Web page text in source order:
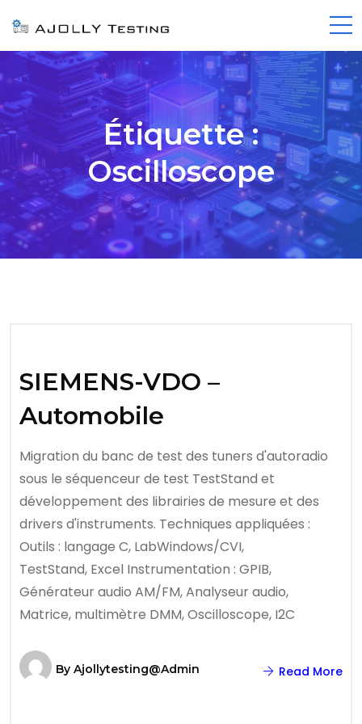
Étiquette :
Oscilloscope
SIEMENS-VDO –
Automobile
Migration du banc de test des tuners d'autoradio
sous le séquenceur de test TestStand et
développement des librairies de mesure et des
drivers d'instruments. Techniques appliquées :
Outils : langage C, LabWindows/CVI,
TestStand, Excel Instrumentation : GPIB,
Générateur audio AM/FM, Analyseur audio,
Matrice, multimètre DMM, Oscilloscope, I2C
By Ajollytesting@admin Read More